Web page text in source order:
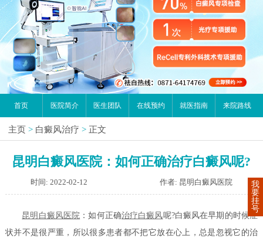
首页 医院简介 医生团队 在线预约 就医指南 来院路线
主页 > 白癜风治疗 > 正文
昆明白癜风医院：如何正确治疗白癜风呢?
时间: 2022-02-12 作者: 昆明白癜风医院
昆明白癜风医院 ：如何正确治疗白癜风呢?白癜风在早期的时候症
状并不是很严重，所以很多患者都不把它放在心上，总是忽视它的治
我
要
挂
号